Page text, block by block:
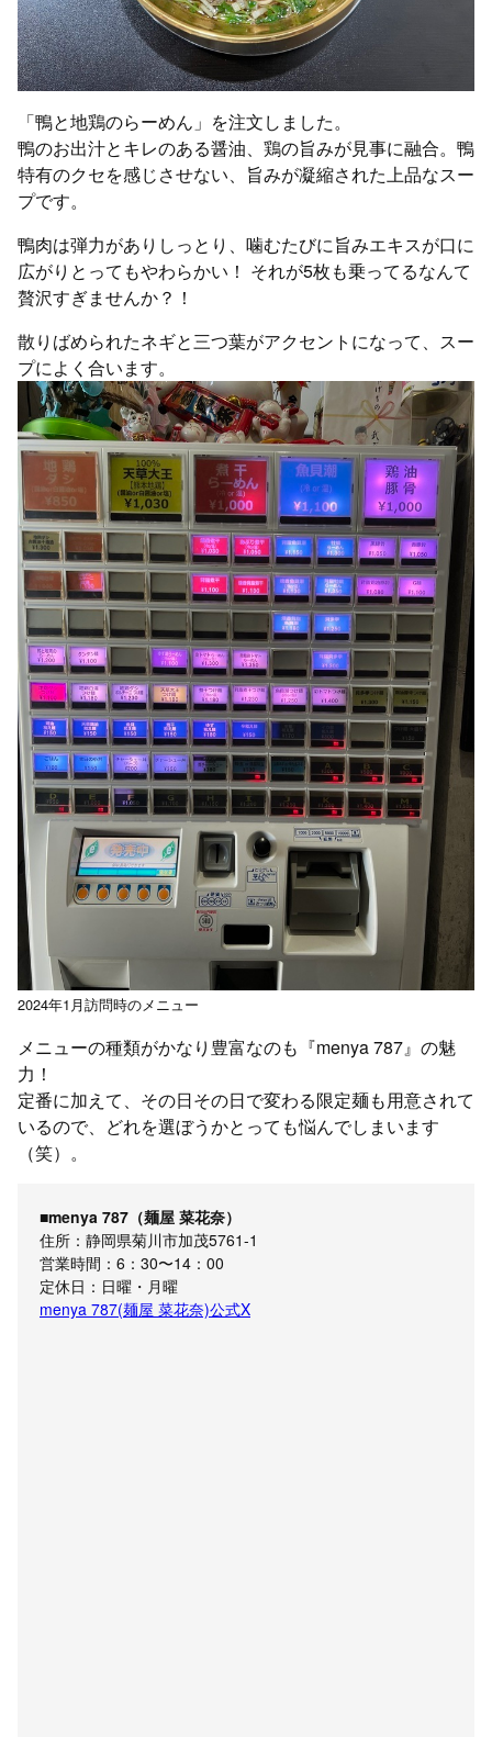
「鴨と地鶏のらーめん」を注文しました。
鴨のお出汁とキレのある醤油、鶏の旨みが見事に融合。鴨
特有のクセを感じさせない、旨みが凝縮された上品なスー
プです。
鴨肉は弾力がありしっとり、噛むたびに旨みエキスが口に
広がりとってもやわらかい！ それが5枚も乗ってるなんて
贅沢すぎませんか？！
散りばめられたネギと三つ葉がアクセントになって、スー
プによく合います。
2024年1月訪問時のメニュー
メニューの種類がかなり豊富なのも『menya 787』の魅
力！
定番に加えて、その日その日で変わる限定麺も用意されて
いるので、どれを選ぼうかとっても悩んでしまいます
（笑）。
■menya 787（麺屋 菜花奈）
住所：静岡県菊川市加茂5761-1
営業時間：6：30〜14：00
定休日：日曜・月曜
menya 787(麺屋 菜花奈)公式X